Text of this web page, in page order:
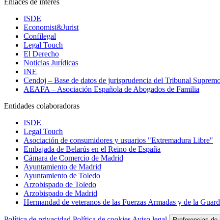
Enlaces de interés
ISDE
Economist&Jurist
Confilegal
Legal Touch
El Derecho
Noticias Jurídicas
INE
Cendoj – Base de datos de jurisprudencia del Tribunal
AEAFA – Asociación Española de Abogados de Familia
Entidades colaboradoras
ISDE
Legal Touch
Asociación de consumidores y usuarios "Extremadura Libre"
Embajada de Belarús en el Reino de España
Cámara de Comercio de Madrid
Ayuntamiento de Madrid
Ayuntamiento de Toledo
Arzobispado de Toledo
Arzobispado de Madrid
Hermandad de veteranos de las Fuerzas Armadas y de la